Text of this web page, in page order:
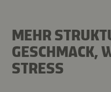
MEHR
GESCHMACK,
STRESS